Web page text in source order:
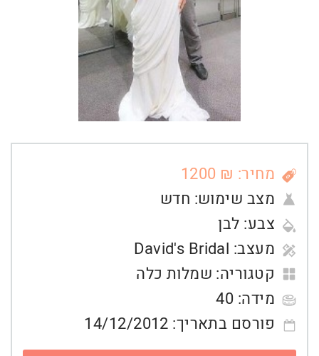
מחיר: ₪ 1200
מצב שימוש: חדש
צבע: לבן
מעצב: David's Bridal
קטגוריה: שמלות כלה
מידה: 40
פורסם בתאריך: 14/12/2012